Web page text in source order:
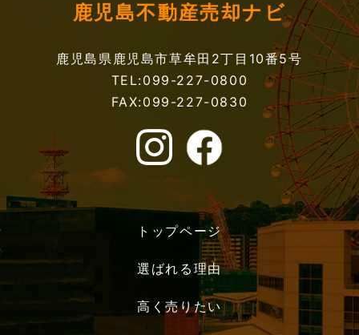
鹿児島不動産売却ナビ
鹿児島県鹿児島市草牟田2丁目10番5号
TEL:099-227-0800
FAX:099-227-0830
トップページ
選ばれる理由
高く売りたい